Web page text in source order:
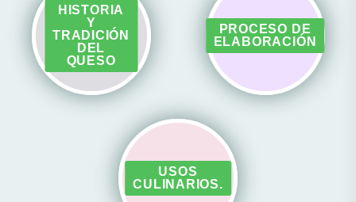
HISTORIA
Y
TRADICIÓN
DEL
QUESO
PROCESO DE
ELABORACIÓN
USOS
CULINARIOS.